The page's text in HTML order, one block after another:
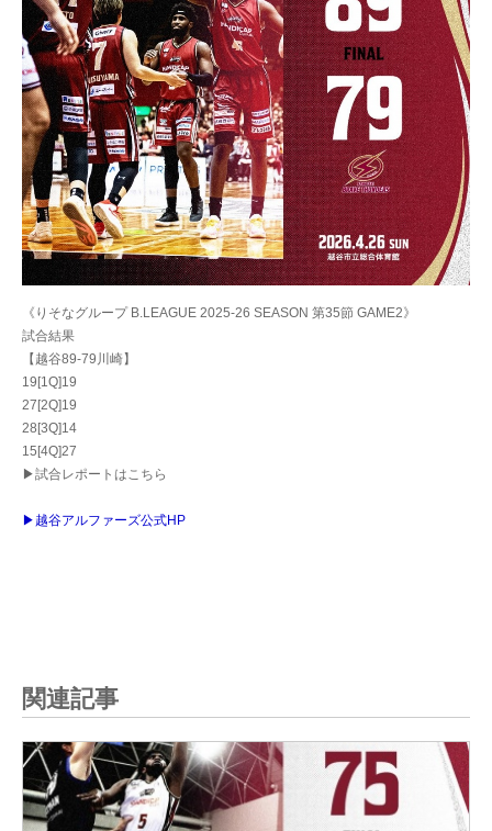
《りそなグループ B.LEAGUE 2025-26 SEASON 第35節 GAME2》
試合結果
【越谷89-79川崎】
19[1Q]19
27[2Q]19
28[3Q]14
15[4Q]27
▶試合レポートはこちら
▶越谷アルファーズ公式HP
関連記事